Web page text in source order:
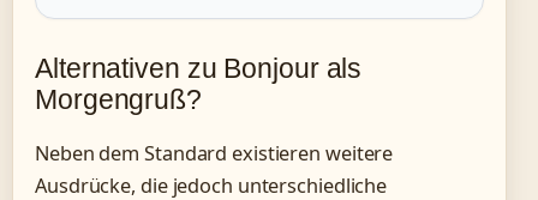
Alternativen zu Bonjour als
Morgengruß?
Neben dem Standard existieren weitere
Ausdrücke, die jedoch unterschiedliche